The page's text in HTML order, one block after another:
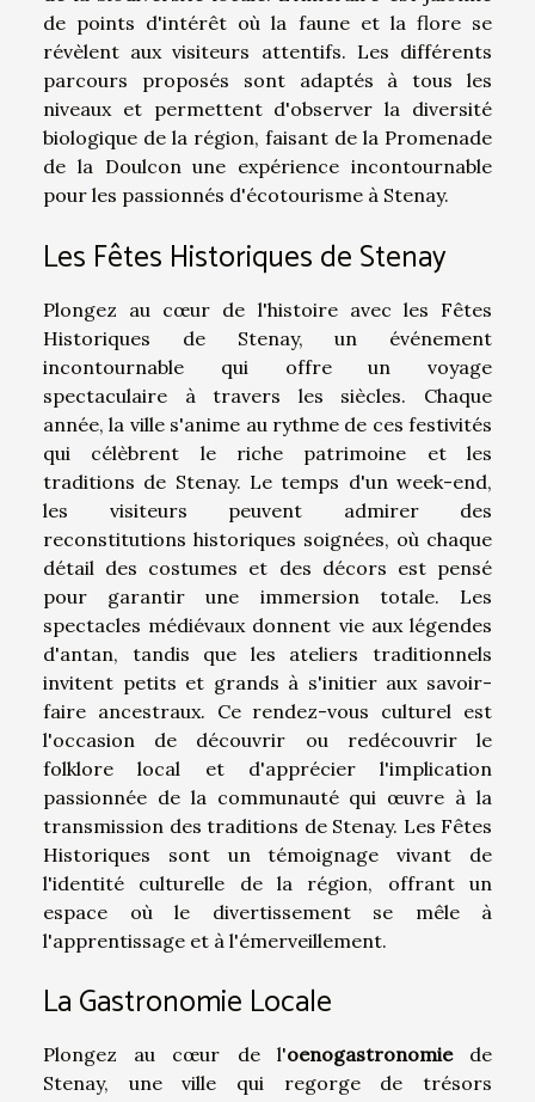
de points d'intérêt où la faune et la flore se
révèlent aux visiteurs attentifs. Les différents
parcours proposés sont adaptés à tous les
niveaux et permettent d'observer la diversité
biologique de la région, faisant de la Promenade
de la Doulcon une expérience incontournable
pour les passionnés d'écotourisme à Stenay.
Les Fêtes Historiques de Stenay
Plongez au cœur de l'histoire avec les Fêtes
Historiques de Stenay, un événement
incontournable qui offre un voyage
spectaculaire à travers les siècles. Chaque
année, la ville s'anime au rythme de ces festivités
qui célèbrent le riche patrimoine et les
traditions de Stenay. Le temps d'un week-end,
les visiteurs peuvent admirer des
reconstitutions historiques soignées, où chaque
détail des costumes et des décors est pensé
pour garantir une immersion totale. Les
spectacles médiévaux donnent vie aux légendes
d'antan, tandis que les ateliers traditionnels
invitent petits et grands à s'initier aux savoir-
faire ancestraux. Ce rendez-vous culturel est
l'occasion de découvrir ou redécouvrir le
folklore local et d'apprécier l'implication
passionnée de la communauté qui œuvre à la
transmission des traditions de Stenay. Les Fêtes
Historiques sont un témoignage vivant de
l'identité culturelle de la région, offrant un
espace où le divertissement se mêle à
l'apprentissage et à l'émerveillement.
La Gastronomie Locale
Plongez au cœur de l'oenogastronomiede
Stenay, une ville qui regorge de trésors